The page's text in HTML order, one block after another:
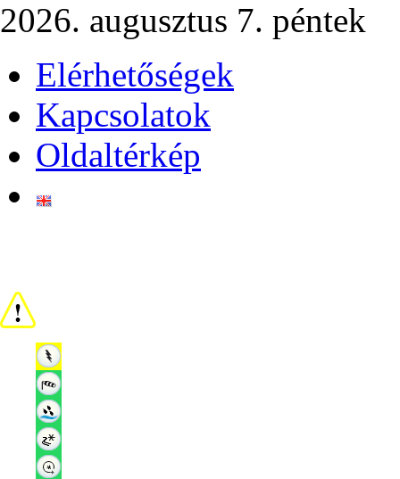
2026. augusztus 7. péntek
Elérhetőségek
Kapcsolatok
Oldaltérkép